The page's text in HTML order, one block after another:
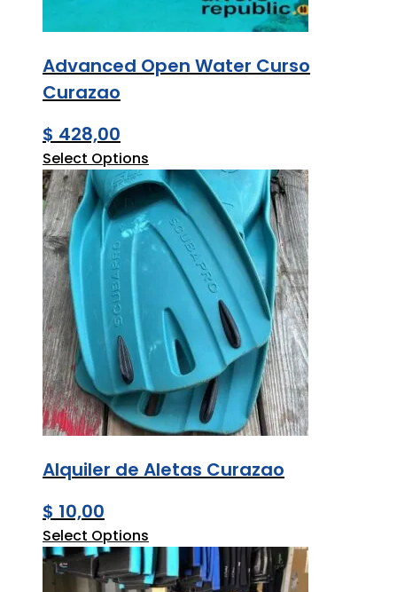
Advanced Open Water Curso
Curazao
$ 428,00
Select Options
Alquiler de Aletas Curazao
$ 10,00
Select Options